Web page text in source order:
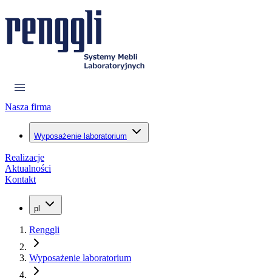
Nasza firma
Wyposażenie laboratorium
Realizacje
Aktualności
Kontakt
pl
Renggli
Wyposażenie laboratorium